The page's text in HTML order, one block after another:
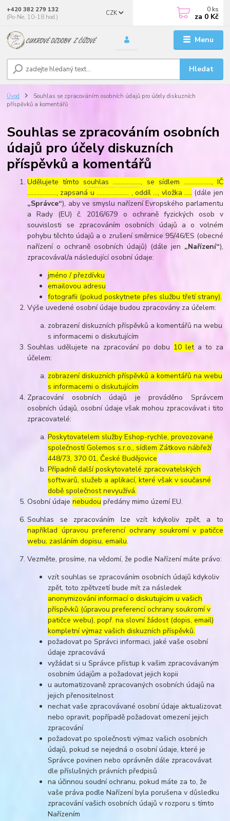
Menu
CZK
Hledat
+420 382 279 132
(Po-Ne, 10-18 hod.)
0 ks
za 0 Kč
Úvod
Souhlas se zpracováním osobních údajů pro účely diskuzních
příspěvků a komentářů
Souhlas se zpracováním osobních
údajů pro účely diskuzních
příspěvků a komentářů
Udělujete tímto souhlas ……………..., se sídlem ………………, IČ
………………., zapsaná u ………………… , oddíl …, vložka ….. (dále jen
„Správce“), aby ve smyslu nařízení Evropského parlamentu
a Rady (EU) č. 2016/679 o ochraně fyzických osob v
souvislosti se zpracováním osobních údajů a o volném
pohybu těchto údajů a o zrušení směrnice 95/46/ES (obecné
nařízení o ochraně osobních údajů) (dále jen „Nařízení“),
zpracovával/a následující osobní údaje:
jméno / přezdívku
emailovou adresu
fotografii (pokud poskytnete přes službu třetí strany).
Výše uvedené osobní údaje budou zpracovány za účelem:
zobrazení diskuzních příspěvků a komentářů na webu
s informacemi o diskutujícím
Souhlas udělujete na zpracování po dobu 10 leta to za
účelem:
zobrazení diskuzních příspěvků a komentářů na webu
s informacemi o diskutujícím
Zpracování osobních údajů je prováděno Správcem
osobních údajů, osobní údaje však mohou zpracovávat i tito
zpracovatelé:
Poskytovatelem služby Eshop-rychle, provozované
společností Golemos s.r.o., sídlem Zátkovo nábřeží
448/73, 370 01, České Budějovice
Případně další poskytovatelé zpracovatelských
softwarů, služeb a aplikací, které však v současné
době společnost nevyužívá.
Osobní údajenebudou předány mimo území EU.
Souhlas se zpracováním lze vzít kdykoliv zpět, a to
například úpravou preferencí ochrany soukromí v patičce
webu, zasláním dopisu, emailu.
Vezměte, prosíme, na vědomí, že podle Nařízení máte právo:
vzít souhlas se zpracováním osobních údajů kdykoliv
zpět, toto zpětvzetí bude mít za následek
anonymizování informací o diskutujícím u vašich
příspěvků (úpravou preferencí ochrany soukromí v
patičce webu), popř. na slovní žádost (dopis, email)
kompletní výmaz vašich diskuzních příspěvků.
požadovat po Správci informaci, jaké vaše osobní
údaje zpracovává
vyžádat si u Správce přístup k vašim zpracovávaným
osobním údajům a požadovat jejich kopii
u automatizovaně zpracovaných osobních údajů na
jejich přenositelnost
nechat vaše zpracovávané osobní údaje aktualizovat
nebo opravit, popřípadě požadovat omezení jejich
zpracování
požadovat po společnosti výmaz vašich osobních
údajů, pokud se nejedná o osobní údaje, které je
Správce povinen nebo oprávněn dále zpracovávat
dle příslušných právních předpisů
na účinnou soudní ochranu, pokud máte za to, že
vaše práva podle Nařízení byla porušena v důsledku
zpracování vašich osobních údajů v rozporu s tímto
Nařízením